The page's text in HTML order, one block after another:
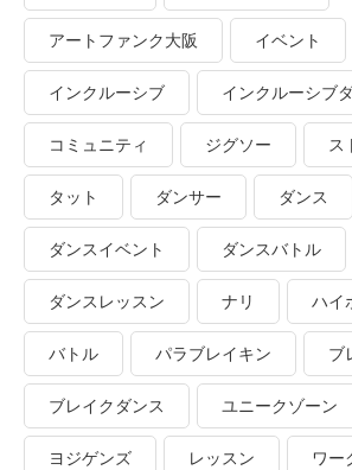
アートファンク大阪 イベント
インクルーシブ インクルーシブ
コミュニティ ジグソー ス
タット ダンサー ダンス
ダンスイベント ダンスバトル
ダンスレッスン ナリ ハイ
バトル パラブレイキン ブ
ブレイクダンス ユニークゾーン
ヨジゲンズ レッスン ワー